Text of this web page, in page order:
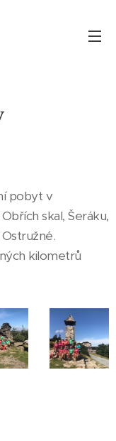
pobyt v
skal, Šeráku,
kilometrů